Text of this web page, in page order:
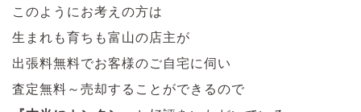
このようにお考えの方は
生まれも育ちも富山の店主が
出張料無料でお客様のご自宅に伺い
査定無料～売却することができるので